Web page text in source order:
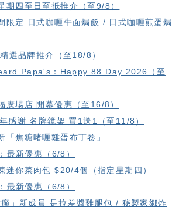
期四至日至抵推介（至9/8）
限定 日式咖喱牛面焗飯 / 日式咖喱煎蛋焗
選品牌推介（至18/8）
Papa's：Happy 88 Day 2026（至
廣場店 開幕優惠（至16/8）
感謝 名牌鏡架 買1送1（至11/8）
「焦糖啫喱雞蛋布丁卷」
最新優惠（6/8）
迷你菜肉包 $20/4個（指定星期四）
最新優惠（6/8）
」新成員 是拉差醬雞腿包 / 秘製家鄉炸